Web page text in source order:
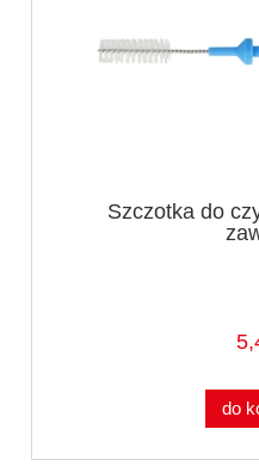
Szczotka do
do